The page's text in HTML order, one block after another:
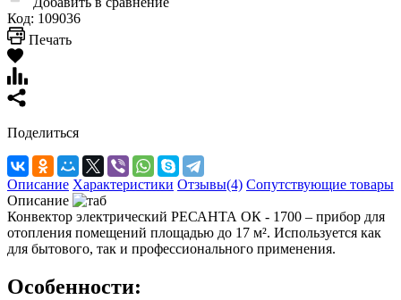
Код: 109036
Печать
Поделиться
Описание Характеристики Отзывы(4) Сопутствующие товары
Описание
Конвектор электрический РЕСАНТА ОК - 1700 – прибор для
отопления помещений площадью до 17 м². Используется как
для бытового, так и профессионального применения.
Особенности: